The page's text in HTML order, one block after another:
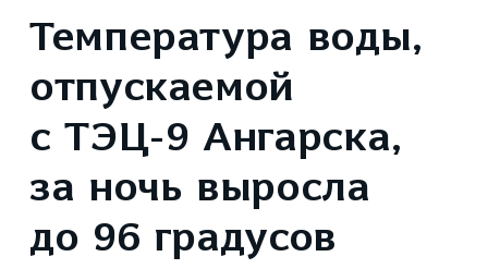
Температура воды,
отпускаемой
с ТЭЦ-9 Ангарска,
за ночь выросла
до 96 градусов